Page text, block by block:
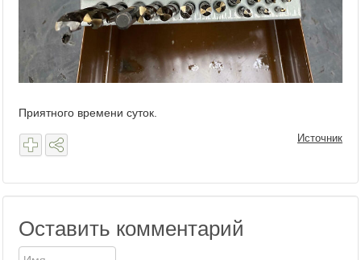
Приятного времени суток.
Источник
Оставить комментарий